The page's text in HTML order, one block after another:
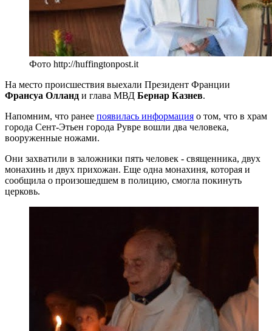
Фото http://huffingtonpost.it
На место происшествия выехали Президент Франции
Франсуа Олланд и глава МВД Бернар Казнев.
Напомним, что ранее появилась информация о том, что в храм
города Сент-Этьен города Рувре вошли два человека,
вооруженные ножами.
Они захватили в заложники пять человек - священника, двух
монахинь и двух прихожан. Еще одна монахиня, которая и
сообщила о произошедшем в полицию, смогла покинуть
церковь.